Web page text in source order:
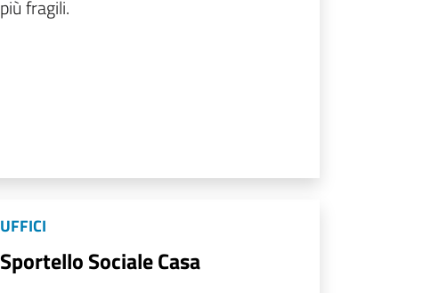
più fragili.
UFFICI
Sportello Sociale Casa